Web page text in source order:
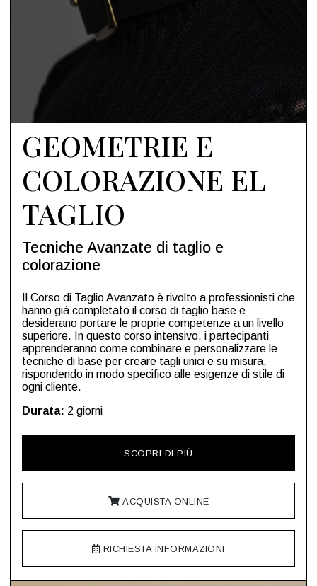
GEOMETRIE E
COLORAZIONE EL
TAGLIO
Tecniche Avanzate di taglio e
colorazione
Il Corso di Taglio Avanzato è rivolto a professionisti che
hanno già completato il corso di taglio base e
desiderano portare le proprie competenze a un livello
superiore. In questo corso intensivo, i partecipanti
apprenderanno come combinare e personalizzare le
tecniche di base per creare tagli unici e su misura,
rispondendo in modo specifico alle esigenze di stile di
ogni cliente.
Durata: 2 giorni
SCOPRI DI PIÙ
ACQUISTA ONLINE
RICHIESTA INFORMAZIONI